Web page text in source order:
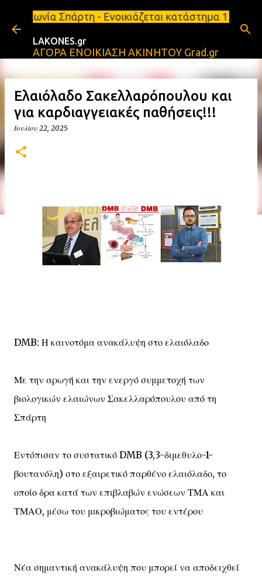
Μετάβαση στο κύριο περιεχόμενο
Σπάρτη - Ενοικιάζεται κατάστημα 134 τ.μ,
LAKONES.gr
ΑΓΟΡΑ ΕΝΟΙΚΙΑΣΗ ΑΚΙΝΗΤΟΥ Grad.gr
Ελαιόλαδο Σακελλαρόπουλου και
για καρδιαγγειακές παθήσεις!!!
Ιουλίου 22, 2025
DMB: Η καινοτόμα ανακάλυψη στο ελαιόλαδο
Με την αρωγή και την ενεργό συμμετοχή των
βιολογικών ελαιώνων Σακελλαρόπουλου από τη
Σπάρτη
Εντόπισαν το συστατικό DMB (3,3-διμεθυλο-1-
βουτανόλη) στο εξαιρετικό παρθένο ελαιόλαδο, το
οποίο δρα κατά των επιβλαβών ενώσεων ΤΜΑ και
ΤΜΑΟ, μέσω του μικροβιώματος του εντέρου
Νέα σημαντική ανακάλυψη που μπορεί να αποδειχθεί